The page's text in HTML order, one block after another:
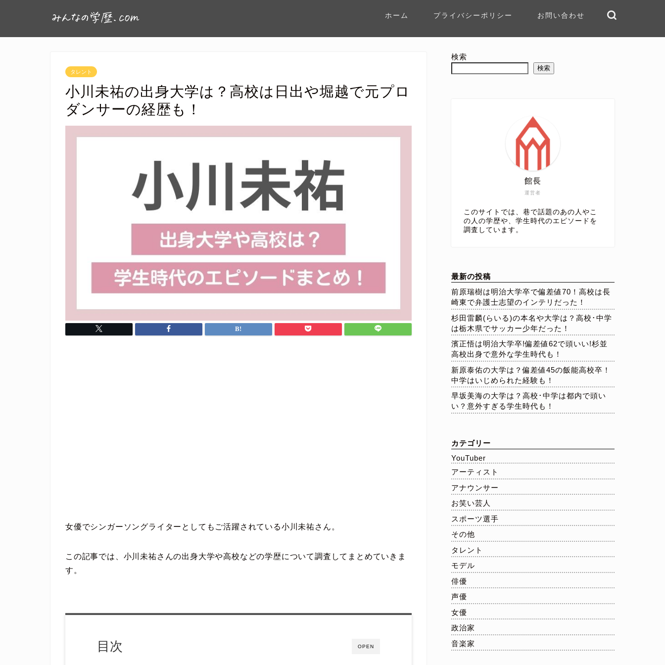
ホーム プライバシーポリシー お問い合わせ
タレント
小川未祐の出身大学は？高校は日出や堀越で元プロ
ダンサーの経歴も！
女優でシンガーソングライターとしてもご活躍されている小川未祐さん。
この記事では、小川未祐さんの出身大学や高校などの学歴について調査してまとめていきま
す。
OPEN
目次
検索
検索
運営者
館長
このサイトでは、巷で話題のあの人やこ
の人の学歴や、学生時代のエピソードを
調査しています。
最新の投稿
前原瑞樹は明治大学卒で偏差値70！高校は長
崎東で弁護士志望のインテリだった！
杉田雷麟(らいる)の本名や大学は？高校･中学
は栃木県でサッカー少年だった！
濱正悟は明治大学卒!偏差値62で頭いい!杉並
高校出身で意外な学生時代も！
新原泰佑の大学は？偏差値45の飯能高校卒！
中学はいじめられた経験も！
早坂美海の大学は？高校･中学は都内で頭い
い？意外すぎる学生時代も！
カテゴリー
YouTuber
アーティスト
アナウンサー
お笑い芸人
スポーツ選手
その他
タレント
モデル
俳優
声優
女優
政治家
音楽家